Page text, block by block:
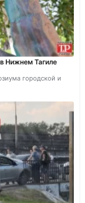
Нижнем Тагиле
городской и